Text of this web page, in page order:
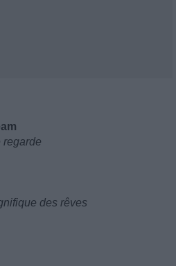
regarde
des rêves